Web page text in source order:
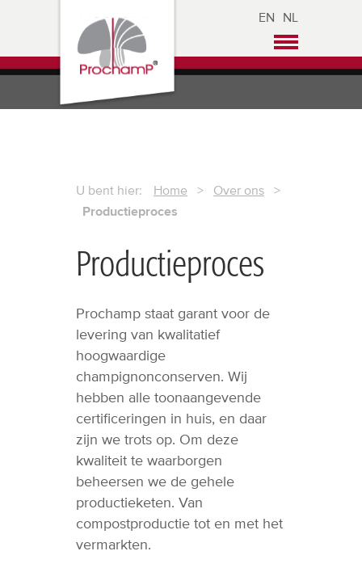
EN NL
U bent hier: Home > Over ons >
Productieproces
Productieproces
Prochamp staat garant voor de
levering van kwalitatief
hoogwaardige
champignonconserven. Wij
hebben alle toonaangevende
certificeringen in huis, en daar
zijn we trots op. Om deze
kwaliteit te waarborgen
beheersen we de gehele
productieketen. Van
compostproductie tot en met het
vermarkten.